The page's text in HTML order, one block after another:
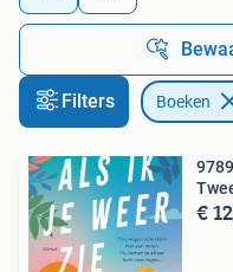
Filters Boeken
€